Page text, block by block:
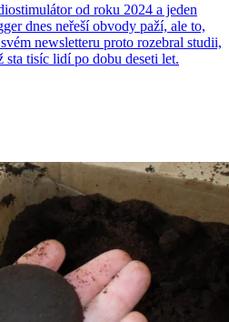
od roku 2024 a jeden
dnes neřeší obvody paží, ale to,
newsletteru proto rozebral studii,
sta tisíc lidí po dobu deseti let.